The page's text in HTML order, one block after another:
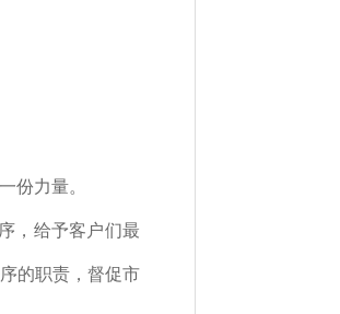
份力量。
，给予客户们最
的职责，督促市